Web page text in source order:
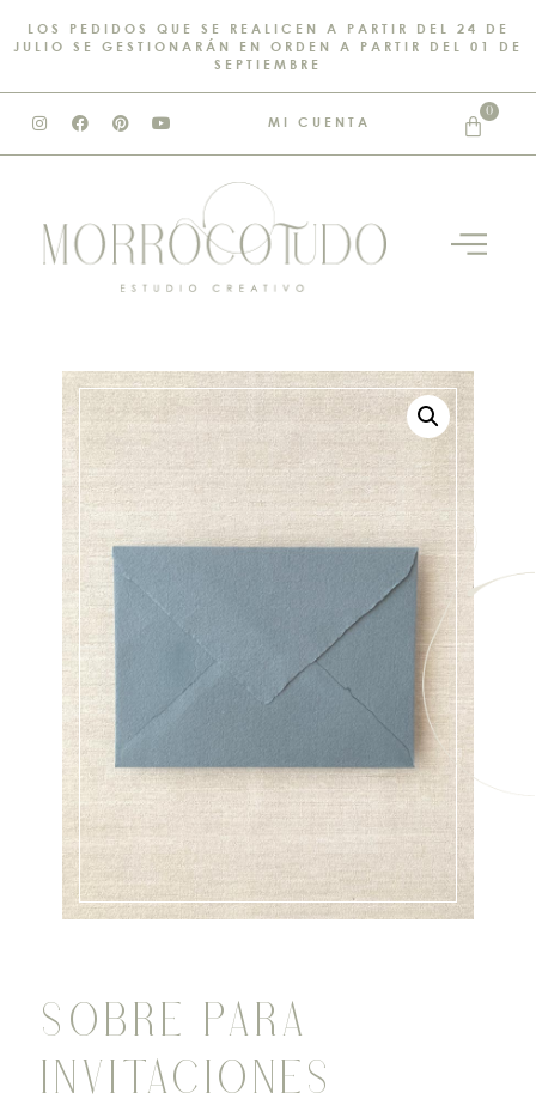
LOS PEDIDOS QUE SE REALICEN A PARTIR DEL 24 DE
JULIO SE GESTIONARÁN EN ORDEN A PARTIR DEL 01 DE
SEPTIEMBRE
MI CUENTA
0
SOBRE PARA
INVITACIONES